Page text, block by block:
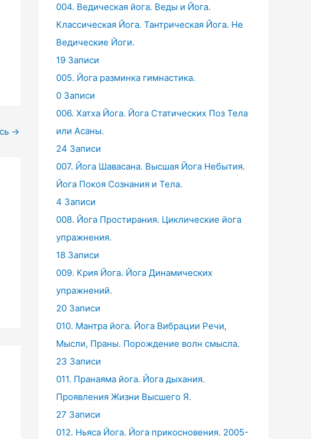
→
004. Ведическая йога. Веды и Йога.
Классическая Йога. Тантрическая Йога. Не
Ведические Йоги.
19 Записи
005. Йога разминка гимнастика.
0 Записи
006. Хатха Йога. Йога Статических Поз Тела
или Асаны.
24 Записи
007. Йога Шавасана. Высшая Йога Небытия.
Йога Покоя Сознания и Тела.
4 Записи
008. Йога Простирания. Циклические йога
упражнения.
18 Записи
009. Крия Йога. Йога Динамических
упражнений.
20 Записи
010. Мантра йога. Йога Вибрации Речи,
Мысли, Праны. Порождение волн смысла.
23 Записи
011. Пранаяма йога. Йога дыхания.
Проявления Жизни Высшего Я.
27 Записи
012. Ньяса Йога. Йога прикосновения. 2005-